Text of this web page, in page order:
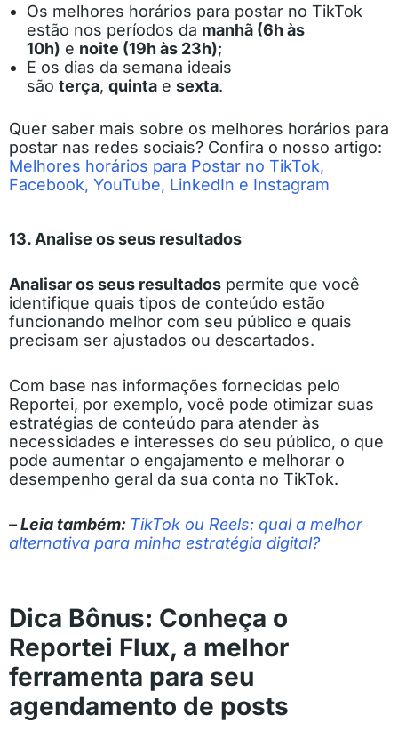
Os melhores horários para postar no TikTok
estão nos períodos da manhã (6h às
10h) e noite (19h às 23h);
E os dias da semana ideais
são terça, quinta e sexta.
Quer saber mais sobre os melhores horários para
postar nas redes sociais? Confira o nosso artigo:
Melhores horários para Postar no TikTok,
Facebook, YouTube, LinkedIn e Instagram
13. Analise os seus resultados
Analisar os seus resultados permite que você
identifique quais tipos de conteúdo estão
funcionando melhor com seu público e quais
precisam ser ajustados ou descartados.
Com base nas informações fornecidas pelo
Reportei, por exemplo, você pode otimizar suas
estratégias de conteúdo para atender às
necessidades e interesses do seu público, o que
pode aumentar o engajamento e melhorar o
desempenho geral da sua conta no TikTok.
– Leia também: TikTok ou Reels: qual a melhor
alternativa para minha estratégia digital?
Dica Bônus: Conheça o
Reportei Flux, a melhor
ferramenta para seu
agendamento de posts